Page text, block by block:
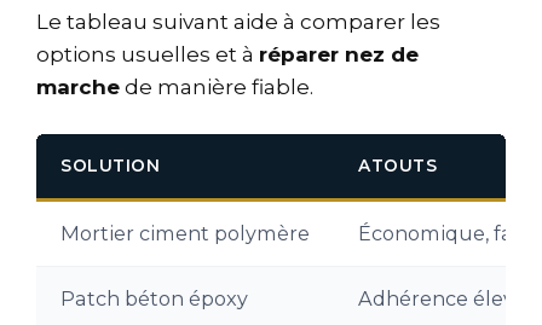
Le tableau suivant aide à comparer les
options usuelles et à réparer nez de
marche de manière fiable.
SOLUTION ATOUTS
Mortier ciment polymère Économique,
Patch béton époxy Adhérence